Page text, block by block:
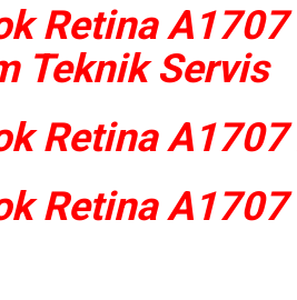
Retina
Teknik Servis
Retina
Retina